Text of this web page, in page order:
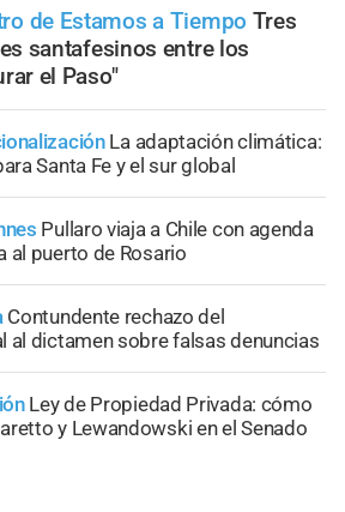
de Estamos a Tiempo Tres
santafesinos entre los
el Paso"
La adaptación climática:
Santa Fe y el sur global
Pullaro viaja a Chile con agenda
al puerto de Rosario
Contundente rechazo del
al dictamen sobre falsas denuncias
Ley de Propiedad Privada: cómo
y Lewandowski en el Senado